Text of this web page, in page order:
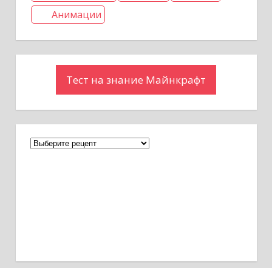
Анимации
Тест на знание Майнкрафт